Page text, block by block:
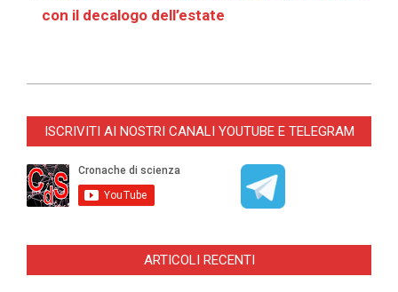
con il decalogo dell’estate
03-
ISCRIVITI AI NOSTRI CANALI YOUTUBE E TELEGRAM
ARTICOLI RECENTI